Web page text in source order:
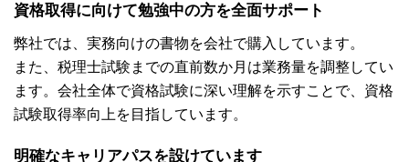
資格取得に向けて勉強中の方を全面サポート
弊社では、実務向けの書物を会社で購入しています。
また、税理士試験までの直前数か月は業務量を調整してい
ます。会社全体で資格試験に深い理解を示すことで、資格
試験取得率向上を目指しています。
明確なキャリアパスを設けています